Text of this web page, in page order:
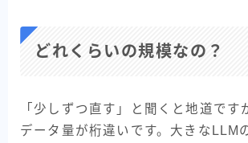
どれくらいの規模なの？
「少しずつ直す」と聞くと地道です
データ量が桁違いです。大きなLLM